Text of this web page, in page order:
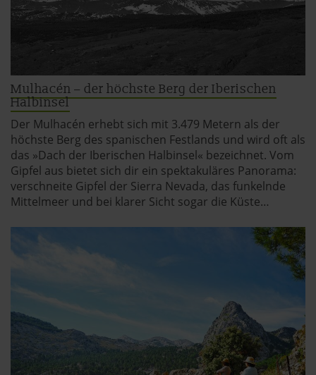
jederzeit aufrufen und Cookies auch nachträglich
jederzeit abwählen. Weitere Hinweise zu den
verwendeten Verfahren und Begrifflichkeiten (z.B.
»Cookies«, »Marketing« und »Statistik«) erhältst du in
der Datenschutzerklärung.
Datenschutzerklärung
Mulhacén – der höchste Berg der Iberischen
Halbinsel
Der Mulhacén erhebt sich mit 3.479 Metern als der
höchste Berg des spanischen Festlands und wird oft als
das »Dach der Iberischen Halbinsel« bezeichnet. Vom
Gipfel aus bietet sich dir ein spektakuläres Panorama:
verschneite Gipfel der Sierra Nevada, das funkelnde
Mittelmeer und bei klarer Sicht sogar die Küste…